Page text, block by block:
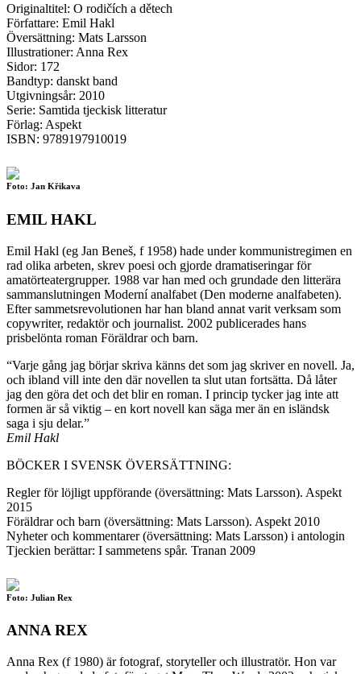
Originaltitel: O rodičích a dětech
Författare: Emil Hakl
Översättning: Mats Larsson
Illustrationer: Anna Rex
Sidor: 172
Bandtyp: danskt band
Utgivningsår: 2010
Serie: Samtida tjeckisk litteratur
Förlag: Aspekt
ISBN: 9789197910019
Foto: Jan Křikava
EMIL HAKL
Emil Hakl (eg Jan Beneš, f 1958) hade under kommunistregimen en
rad olika arbeten, skrev poesi och gjorde dramatiseringar för
amatörteatergrupper. 1988 var han med och grundade den litterära
sammanslutningen Moderní analfabet (Den moderne analfabeten).
Efter sammetsrevolutionen har han bland annat varit verksam som
copywriter, redaktör och journalist. 2002 publicerades hans
prisbelönta roman Föräldrar och barn.
“Varje gång jag börjar skriva känns det som jag skriver en novell. Ja,
och ibland vill inte den där novellen ta slut utan fortsätta. Då låter
jag den göra det och det blir en roman. I princip tycker jag inte att
formen är så viktig – en kort novell kan säga mer än en isländsk
saga i sju delar.”
Emil Hakl
BÖCKER I SVENSK ÖVERSÄTTNING:
Regler för löjligt uppförande (översättning: Mats Larsson). Aspekt
2015
Föräldrar och barn (översättning: Mats Larsson). Aspekt 2010
Nyheter och kommentarer (översättning: Mats Larsson) i antologin
Tjeckien berättar: I sammetens spår. Tranan 2009
Foto: Julian Rex
ANNA REX
Anna Rex (f 1980) är fotograf, storyteller och illustratör. Hon var